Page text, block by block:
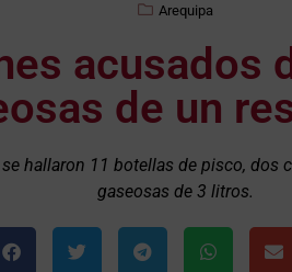
Arequipa
acusados
de un
hallaron 11 botellas de pisco, dos
gaseosas de 3 litros.